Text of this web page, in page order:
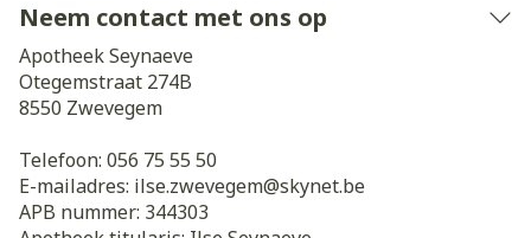
Neem contact met ons op
Apotheek Seynaeve
Otegemstraat 274B
8550 Zwevegem
Telefoon: 056 75 55 50
E-mailadres: ilse.zwevegem@skynet.be
APB nummer: 344303